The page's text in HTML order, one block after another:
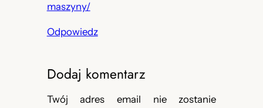
maszyny/
Odpowiedz
Dodaj komentarz
Twój adres email nie zostanie